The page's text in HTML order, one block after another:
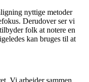
nyttige metoder
Derudover ser vi
folk at notere en
kan bruges til at
Vi arbejder sammen